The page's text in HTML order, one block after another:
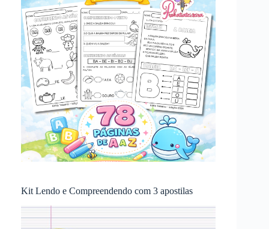
Kit Lendo e Compreendendo com 3 apostilas